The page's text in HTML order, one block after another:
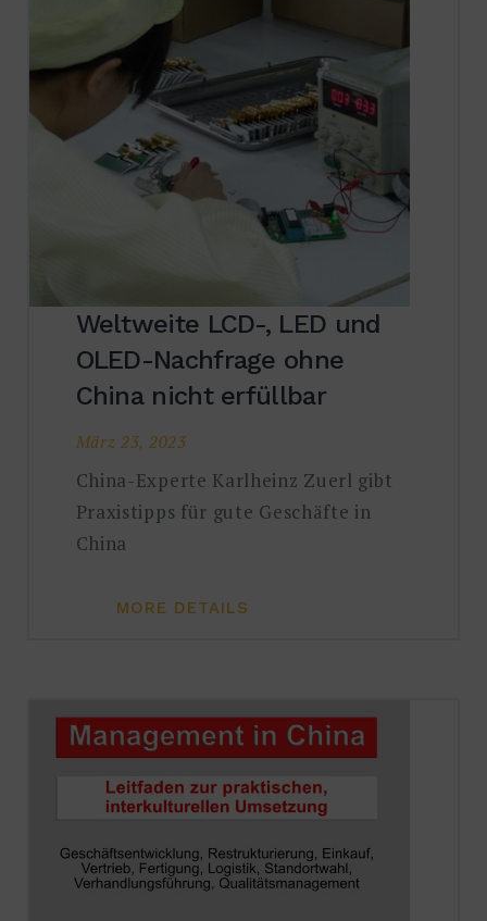
Weltweite LCD-, LED und
OLED-Nachfrage ohne
China nicht erfüllbar
März 23, 2023
China-Experte Karlheinz Zuerl gibt
Praxistipps für gute Geschäfte in
China
MORE DETAILS